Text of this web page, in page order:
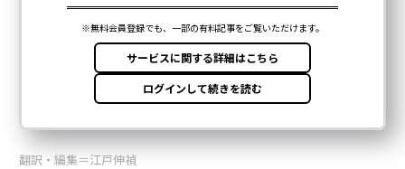
翻訳・編集＝江戸伸禎